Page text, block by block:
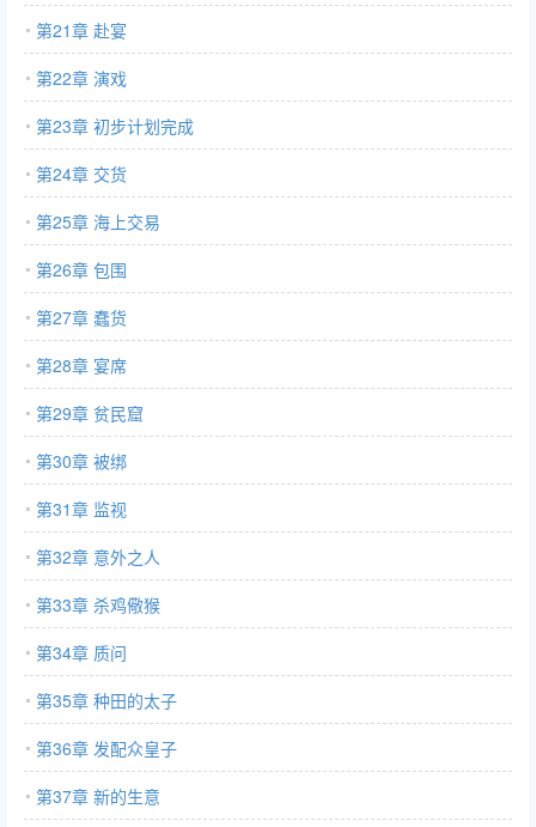
第21章 赴宴
第22章 演戏
第23章 初步计划完成
第24章 交货
第25章 海上交易
第26章 包围
第27章 蠢货
第28章 宴席
第29章 贫民窟
第30章 被绑
第31章 监视
第32章 意外之人
第33章 杀鸡儆猴
第34章 质问
第35章 种田的太子
第36章 发配众皇子
第37章 新的生意